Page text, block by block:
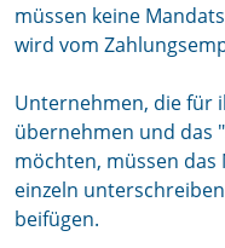
müssen keine
wird vom
Unternehmen, die für
übernehmen und das
möchten, müssen
einzeln
beifügen.